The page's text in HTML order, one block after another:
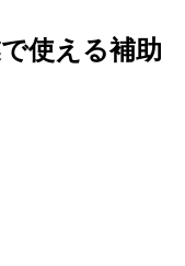
使える補助